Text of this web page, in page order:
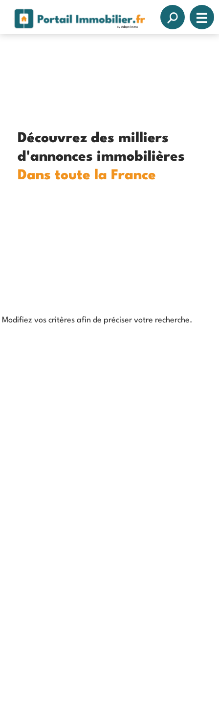
Découvrez des milliers
d'annonces immobilières
Dans toute la France
Modifiez vos critères afin de préciser votre recherche.